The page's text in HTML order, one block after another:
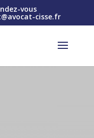
vous
cisse.fr